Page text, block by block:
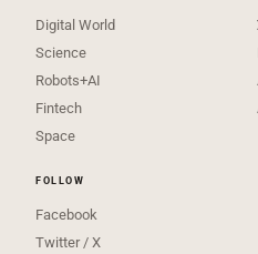
Digital World
Science
Robots+AI
Fintech
Space
FOLLOW
Facebook
Twitter / X